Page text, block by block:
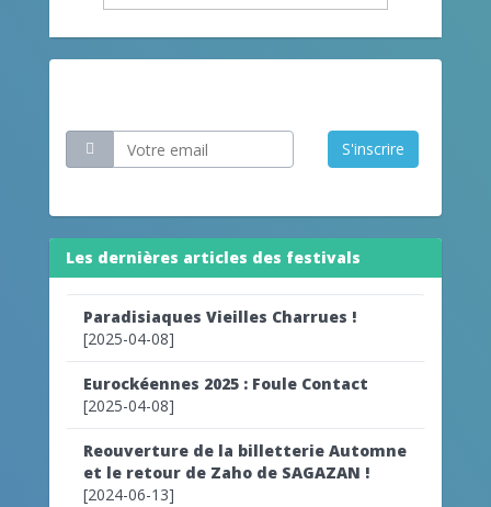
S'inscrire
Les dernières articles des festivals
Paradisiaques Vieilles Charrues !
[2025-04-08]
Eurockéennes 2025 : Foule Contact
[2025-04-08]
Reouverture de la billetterie Automne
et le retour de Zaho de SAGAZAN !
[2024-06-13]